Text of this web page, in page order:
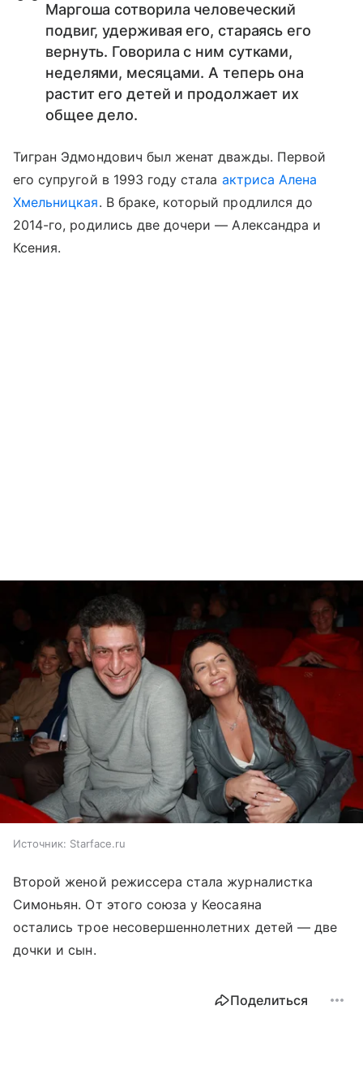
Маргоша сотворила человеческий
подвиг, удерживая его, стараясь его
вернуть. Говорила с ним сутками,
неделями, месяцами. А теперь она
растит его детей и продолжает их
общее дело.
Тигран Эдмондович был женат дважды. Первой
его супругой в 1993 году стала актриса Алена
Хмельницкая. В браке, который продлился до
2014-го, родились две дочери — Александра и
Ксения.
Источник: Starface.ru
Второй женой режиссера стала журналистка
Симоньян. От этого союза у Кеосаяна
остались трое несовершеннолетних детей — две
дочки и сын.
Поделиться